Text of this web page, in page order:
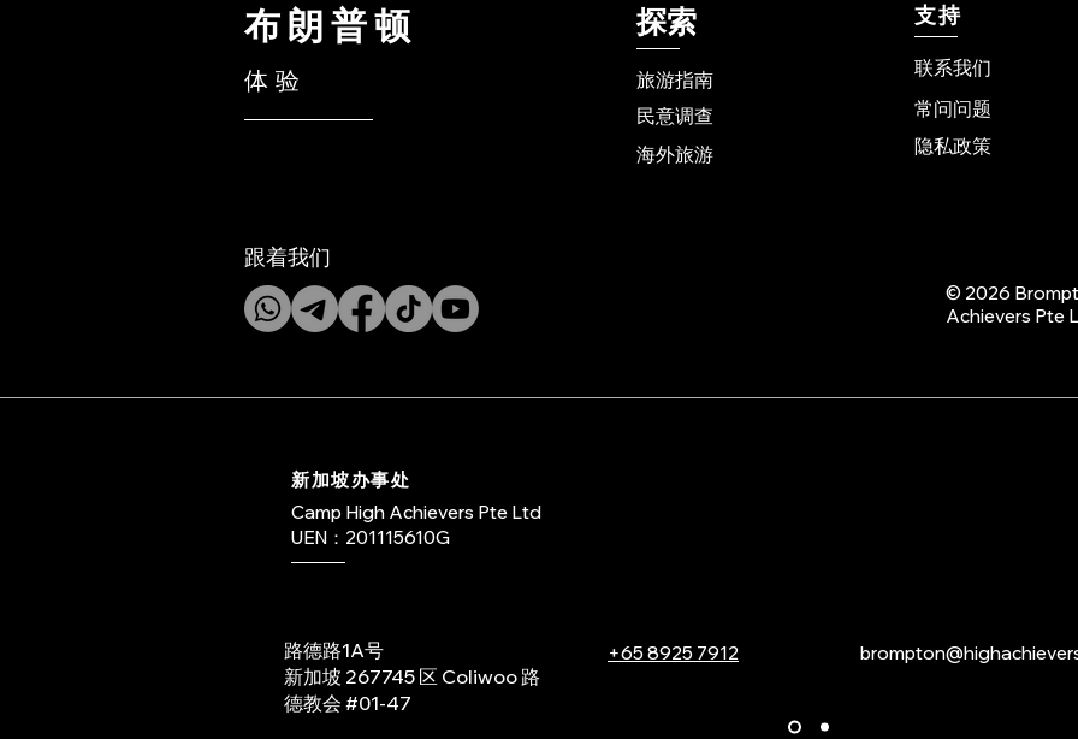
布朗普顿
体验
探索
旅游指南
民意调查
海外旅游
支持
联系我们
常问问题
隐私政策
跟着我们
© 2026
Achievers Pte
新加坡办事处
Camp High Achievers Pte Ltd
UEN：201115610G
路德路1A号
新加坡 267745 区 Coliwoo 路
德教会 #01-47
+65 8925 7912